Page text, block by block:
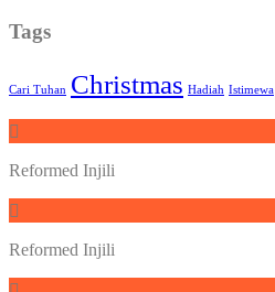
Tags
Cari Tuhan Christmas Hadiah Istimewa
Reformed Injili
Reformed Injili